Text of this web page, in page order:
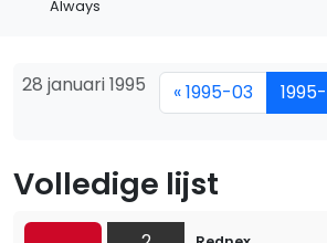
Always
28 januari 1995 « 1995-03
Volledige lijst